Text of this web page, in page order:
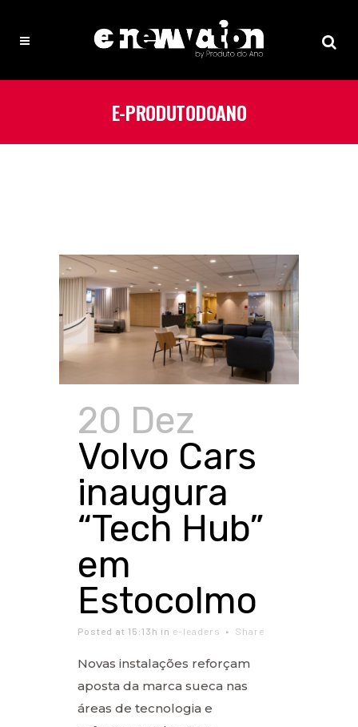
E-PRODUTODOANO
20 Dez
Volvo Cars
inaugura
“Tech Hub”
em
Estocolmo
Posted at 15:13h in e-leaders Share
Novas instalações reforçam
aposta da marca sueca nas
áreas de tecnologia e